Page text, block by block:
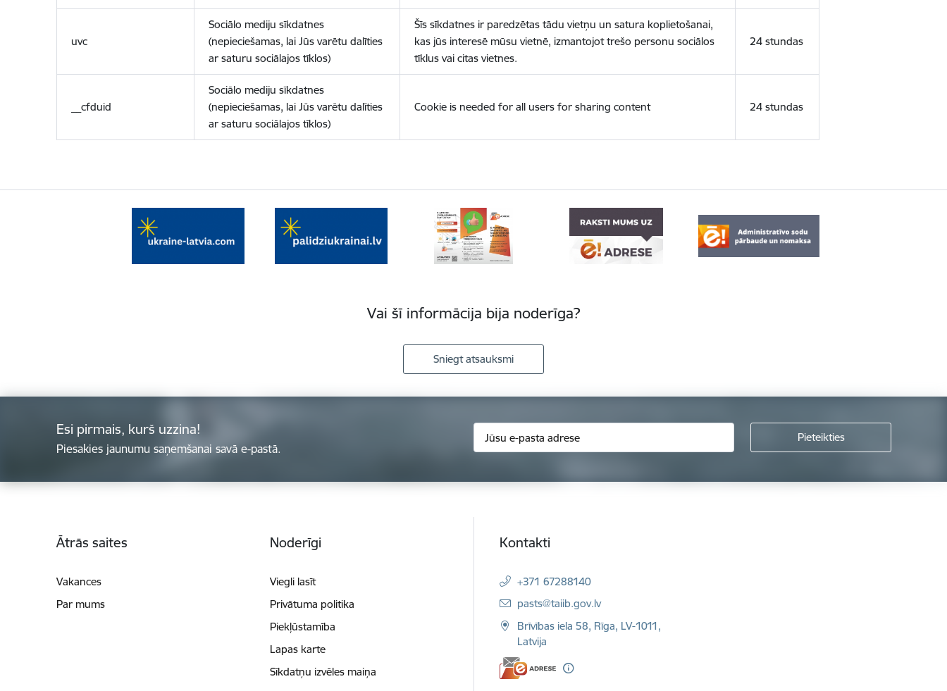
uvc
Sociālo mediju sīkdatnes
(nepieciešamas, lai Jūs varētu dalīties
ar saturu sociālajos tīklos)
Šīs sīkdatnes ir paredzētas tādu vietņu un satura koplietošanai,
kas jūs interesē mūsu vietnē, izmantojot trešo personu sociālos
tīklus vai citas vietnes.
24 stundas
__cfduid
Sociālo mediju sīkdatnes
(nepieciešamas, lai Jūs varētu dalīties
ar saturu sociālajos tīklos)
Cookie is needed for all users for sharing content 24 stundas
Vai šī informācija bija noderīga?
Sniegt atsauksmi
Esi pirmais, kurš uzzina!
Piesakies jaunumu saņemšanai savā e-pastā.
Ātrās saites
Vakances
Par mums
Noderīgi
Viegli lasīt
Privātuma politika
Piekļūstamība
Lapas karte
Sīkdatņu izvēles maiņa
Kontakti
+371 67288140
E-pasts:
pasts@taiib.gov.lv
Brīvības iela 58, Rīga, LV-1011,
Latvija